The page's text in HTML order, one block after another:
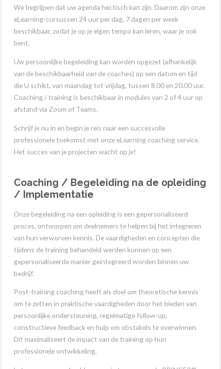
We begrijpen dat uw agenda hectisch kan zijn. Daarom zijn onze
eLearning-cursussen 24 uur per dag, 7 dagen per week
beschikbaar, zodat je op je eigen tempo kan leren, waar je ook
bent.
Uw persoonlijke begeleiding kan worden opgezet (afhankelijk
van de beschikbaarheid van de coaches) op een datum en tijd
die U schikt, van maandag tot vrijdag, tussen 8.00 en 20.00 uur.
Coaching / training is beschikbaar in modules van 2 of 4 uur op
afstand via Zoom of Teams.
Schrijf je nu in en begin je reis naar een succesvolle
professionele toekomst met onze eLearning coaching service.
Het succes van je projecten wacht op je!
Coaching / Begeleiding na de opleiding
/ Implementatie
Onze begeleiding na een opleiding is een gepersonaliseerd
proces, ontworpen om deelnemers te helpen bij het integreren
van hun verworven kennis. De vaardigheden en concepten die
tijdens de training behandeld werden kunnen op een
gepersonaliseerde manier geïntegreerd worden binnen uw
bedrijf.
Post-training coaching heeft als doel om theoretische kennis
om te zetten in praktische vaardigheden door het bieden van
persoonlijke ondersteuning, regelmatige follow-up,
constructieve feedback en hulp om obstakels te overwinnen.
Dit maximaliseert de impact van de training op hun
professionele ontwikkeling.